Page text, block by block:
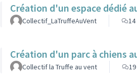
Création d'un espace dédié
Collectif_LaTruffeAuVent 14
Création d'un parc à chiens
Collectif la Truffe au vent 19